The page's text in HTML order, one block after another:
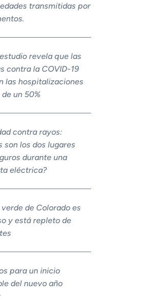
transmitidas por
revela que las
contra la COVID-19
las hospitalizaciones
un 50%
contra rayos:
son los dos lugares
durante una
eléctrica?
de Colorado es
y está repleto de
para un inicio
del nuevo año